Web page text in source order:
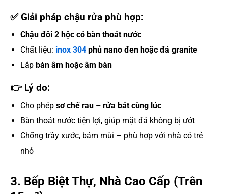
✅ Giải pháp chậu rửa phù hợp:
Chậu đôi 2 hộc có bàn thoát nước
Chất liệu: inox 304 phủ nano đen hoặc đá granite
Lắp bán âm hoặc âm bàn
👉 Lý do:
Cho phép sơ chế rau – rửa bát cùng lúc
Bàn thoát nước tiện lợi, giúp mặt đá không bị ướt
Chống trầy xước, bám mùi – phù hợp với nhà có trẻ
nhỏ
3. Bếp Biệt Thự, Nhà Cao Cấp (Trên